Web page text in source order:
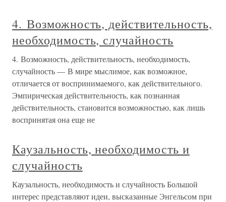
4. Возможность, действительность,
необходимость, случайность
4. Возможность, действительность, необходимость,
случайность — В мире мыслимое, как возможное,
отличается от воспринимаемого, как действительного.
Эмпирическая действительность, как познанная
действительность, становится возможностью, как лишь
воспринятая она еще не
Каузальность, необходимость и
случайность
Каузальность, необходимость и случайность Большой
интерес представляют идеи, высказанные Энгельсом при